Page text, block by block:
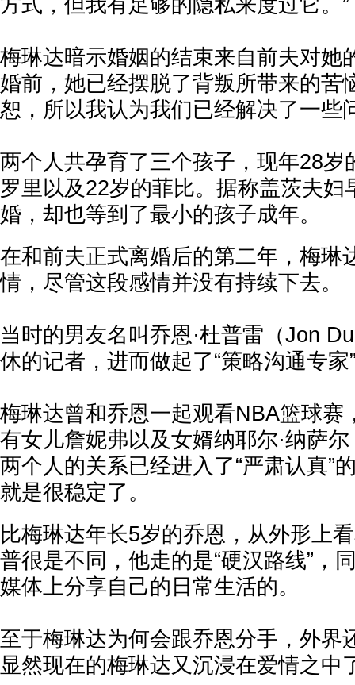
方式，但我有足够的隐私来度过它。”
梅琳达暗示婚姻的结束来自前夫对她
婚前，她已经摆脱了背叛所带来的苦
恕，所以我认为我们已经解决了一些
两个人共孕育了三个孩子，现年28岁
罗里以及22岁的菲比。据称盖茨夫妇
婚，却也等到了最小的孩子成年。
在和前夫正式离婚后的第二年，梅琳
情，尽管这段感情并没有持续下去。
当时的男友名叫乔恩·杜普雷（Jon
休的记者，进而做起了“策略沟通专家
梅琳达曾和乔恩一起观看NBA篮球赛
有女儿詹妮弗以及女婿纳耶尔·纳萨
两个人的关系已经进入了“严肃认真”
就是很稳定了。
比梅琳达年长5岁的乔恩，从外形上
普很是不同，他走的是“硬汉路线”，
媒体上分享自己的日常生活的。
至于梅琳达为何会跟乔恩分手，外界
显然现在的梅琳达又沉浸在爱情之中